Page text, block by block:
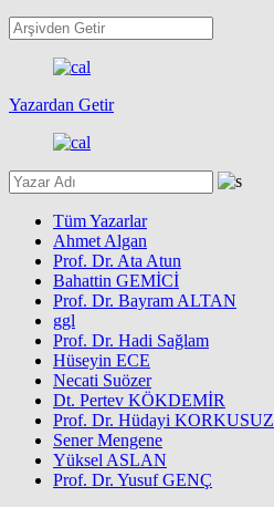
Yazardan Getir
Tüm Yazarlar
Ahmet Algan
Prof. Dr. Ata Atun
Bahattin GEMİCİ
Prof. Dr. Bayram ALTAN
ggl
Prof. Dr. Hadi Sağlam
Hüseyin ECE
Necati Suözer
Dt. Pertev KÖKDEMİR
Prof. Dr. Hüdayi KORKUSUZ
Sener Mengene
Yüksel ASLAN
Prof. Dr. Yusuf GENÇ